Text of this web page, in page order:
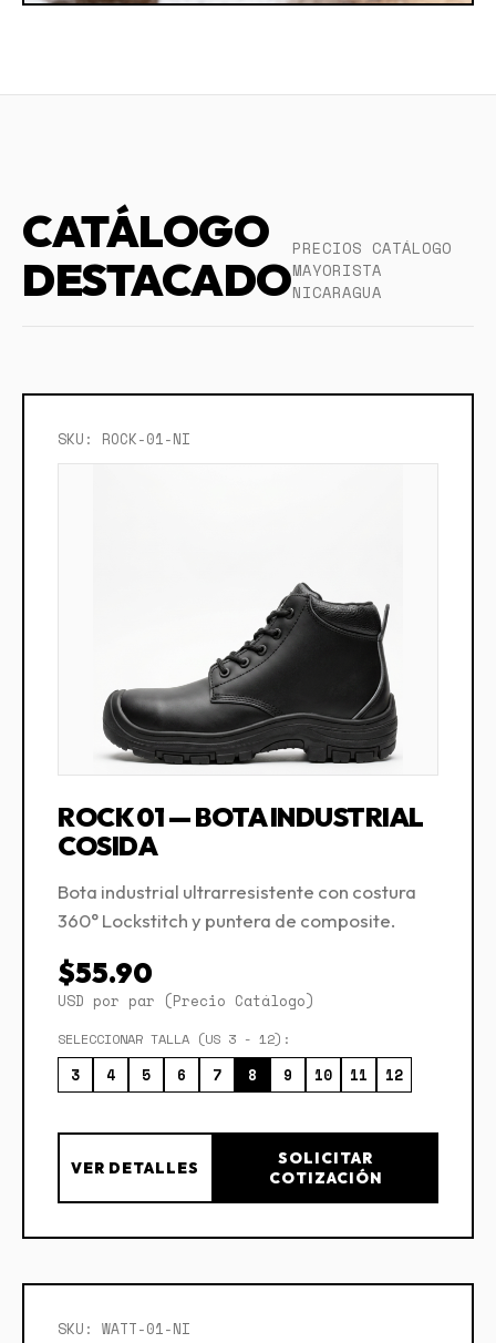
CATÁLOGO
DESTACADO
PRECIOS CATÁLOGO
MAYORISTA
NICARAGUA
SKU: ROCK-01-NI
ROCK 01 — BOTA INDUSTRIAL
COSIDA
Bota industrial ultrarresistente con costura
360° Lockstitch y puntera de composite.
$55.90
USD por par (Precio Catálogo)
SELECCIONAR TALLA (US 3 - 12):
3 4 5 6 7 8 9 10 11 12
VER DETALLES
SOLICITAR
COTIZACIÓN
SKU: WATT-01-NI